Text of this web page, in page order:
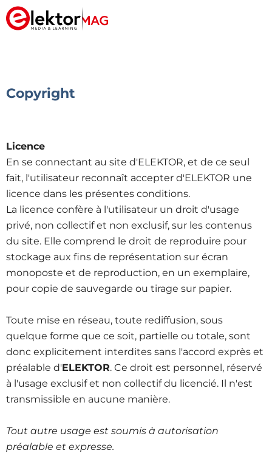
Copyright
Licence
En se connectant au site d'ELEKTOR, et de ce seul
fait, l'utilisateur reconnaît accepter d'ELEKTOR une
licence dans les présentes conditions.
La licence confère à l'utilisateur un droit d'usage
privé, non collectif et non exclusif, sur les contenus
du site. Elle comprend le droit de reproduire pour
stockage aux fins de représentation sur écran
monoposte et de reproduction, en un exemplaire,
pour copie de sauvegarde ou tirage sur papier.
Toute mise en réseau, toute rediffusion, sous
quelque forme que ce soit, partielle ou totale, sont
donc explicitement interdites sans l'accord exprès et
préalable d'ELEKTOR. Ce droit est personnel, réservé
à l'usage exclusif et non collectif du licencié. Il n'est
transmissible en aucune manière.
Tout autre usage est soumis à autorisation
préalable et expresse.